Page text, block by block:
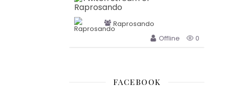
Raprosando
Offline
0
FACEBOOK